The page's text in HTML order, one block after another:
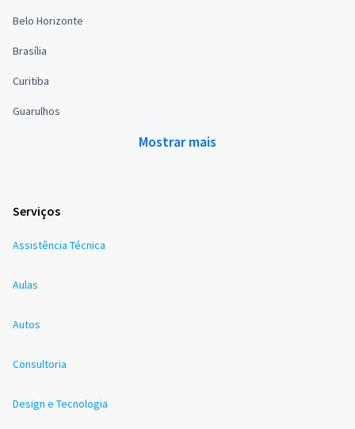
Belo Horizonte
Brasília
Curitiba
Guarulhos
Mostrar mais
Serviços
Assistência Técnica
Aulas
Autos
Consultoria
Design e Tecnologia